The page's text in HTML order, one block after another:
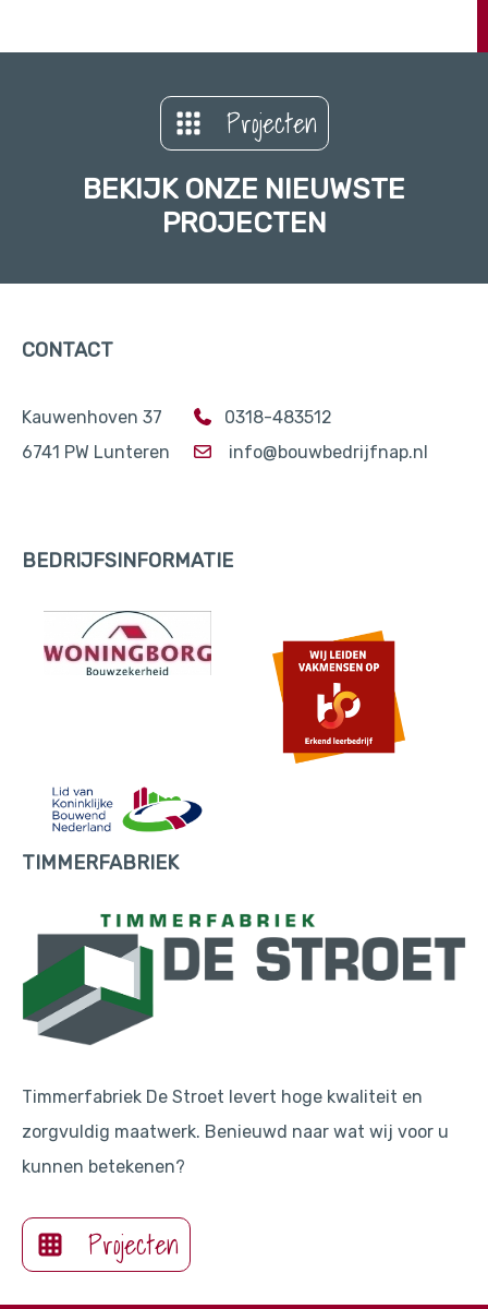
Projecten
BEKIJK ONZE NIEUWSTE
PROJECTEN
CONTACT
Kauwenhoven 37
6741 PW Lunteren
0318-483512
info@bouwbedrijfnap.nl
BEDRIJFSINFORMATIE
TIMMERFABRIEK
Timmerfabriek De Stroet levert hoge kwaliteit en
zorgvuldig maatwerk. Benieuwd naar wat wij voor u
kunnen betekenen?
Projecten